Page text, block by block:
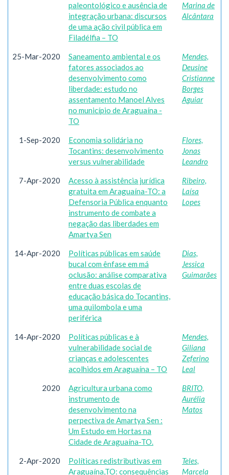
paleontológico e ausência de
integração urbana: discursos
de uma ação civil pública em
Filadélfia – TO
Marina de
Alcântara
25-Mar-2020
Saneamento ambiental e os
fatores associados ao
desenvolvimento como
liberdade: estudo no
assentamento Manoel Alves
no município de Araguaína -
TO
Mendes,
Deusine
Cristianne
Borges
Aguiar
1-Sep-2020
Economia solidária no
Tocantins: desenvolvimento
versus vulnerabilidade
Flores,
Jonas
Leandro
7-Apr-2020
Acesso à assistência jurídica
gratuita em Araguaína-TO: a
Defensoria Pública enquanto
instrumento de combate a
negação das liberdades em
Amartya Sen
Ribeiro,
Laísa
Lopes
14-Apr-2020
Políticas públicas em saúde
bucal com ênfase em má
oclusão: análise comparativa
entre duas escolas de
educação básica do Tocantins,
uma quilombola e uma
periférica
Dias,
Jessica
Guimarães
14-Apr-2020
Políticas públicas e à
vulnerabilidade social de
crianças e adolescentes
acolhidos em Araguaína – TO
Mendes,
Giliana
Zeferino
Leal
2020
Agricultura urbana como
instrumento de
desenvolvimento na
perpectiva de Amartya Sen :
Um Estudo em Hortas na
Cidade de Araguaína-TO.
BRITO,
Aurélia
Matos
2-Apr-2020
Políticas redistributivas em
Araguaína,TO: consequências
Teles,
Marcela